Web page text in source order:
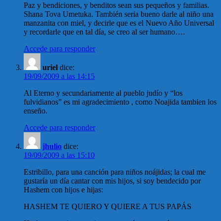
Paz y bendiciones, y benditos sean sus pequeños y familias.
Shana Tova Umetuka. También seria bueno darle al niño una
manzanita con miel, y decirle que es el Nuevo Año Universal
y recordarle que en tal día, se creo al ser humano….
Accede para responder
uriel dice:
19/09/2009 a las 14:15
Al Eterno y secundariamente al pueblo judío y “los
fulvidianos” es mi agradecimiento , como Noajida tambien los
enseño.
Accede para responder
jhulio dice:
19/09/2009 a las 15:10
Estribillo, para una canción para niños noájidas; la cual me
gustaría un día cantar con mis hijos, si soy bendecido por
Hashem con hijos e hijas:
HASHEM TE QUIERO Y QUIERE A TUS PAPÁS